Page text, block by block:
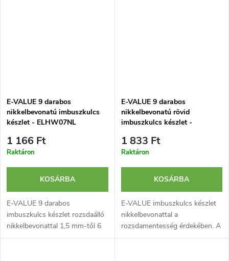
E-VALUE 9 darabos
nikkelbevonatú imbuszkulcs
készlet - ELHW07NL
1 166 Ft
Raktáron
KOSÁRBA
E-VALUE 9 darabos
imbuszkulcs készlet rozsdaálló
nikkelbevonattal 1,5 mm-től 6
mm-ig terjedő méretekkel. A
E-VALUE 9 darabos
nikkelbevonatú rövid
imbuszkulcs készlet -
1 833 Ft
Raktáron
KOSÁRBA
E-VALUE imbuszkulcs készlet
nikkelbevonattal a
rozsdamentesség érdekében. A
készlet 9 imbuszkulcsot és egy